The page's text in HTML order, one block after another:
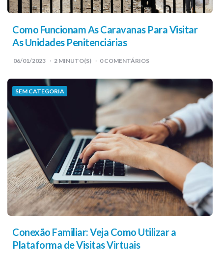
Como Funcionam As Caravanas Para Visitar
As Unidades Penitenciárias
06/01/2023 2 MINUTO(S) 0 COMENTÁRIOS
SEM CATEGORIA
Conexão Familiar: Veja Como Utilizar a
Plataforma de Visitas Virtuais